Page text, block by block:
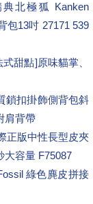
北極狐 Kanken
包13吋 27171 539
甜點]原味貓掌、
鎖扣掛飾側背包斜
肩背帶
正版中性長型皮夾
大容量 F75087
綠色麂皮拼接